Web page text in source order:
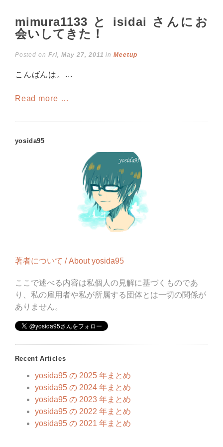
mimura1133 と isidai さんにお
会いしてきた！
Posted onFri, May 27, 2011 inMeetup
こんばんは。...
Read more …
yosida95
著者について / About yosida95
ここで述べる内容は私個人の見解に基づくものであ
り、私の雇用者や私が所属する団体とは一切の関係が
ありません。
Recent Articles
yosida95 の 2025 年まとめ
yosida95 の 2024 年まとめ
yosida95 の 2023 年まとめ
yosida95 の 2022 年まとめ
yosida95 の 2021 年まとめ